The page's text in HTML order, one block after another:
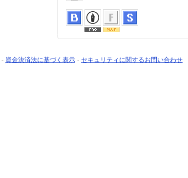
- 資金決済法に基づく表示 - セキュリティに関するお問い合わせ